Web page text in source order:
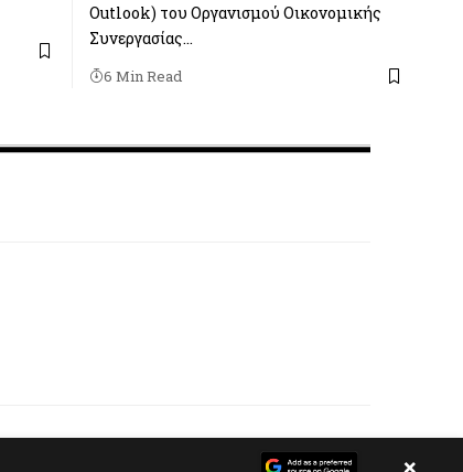
Outlook) του Οργανισμού Οικονομικής
Συνεργασίας…
6 Min Read
×